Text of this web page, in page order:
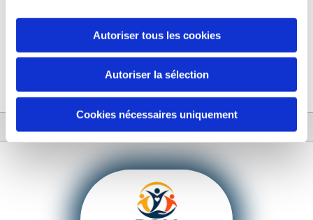
Autoriser tous les cookies
Autoriser la sélection
Cookies nécessaires uniquement